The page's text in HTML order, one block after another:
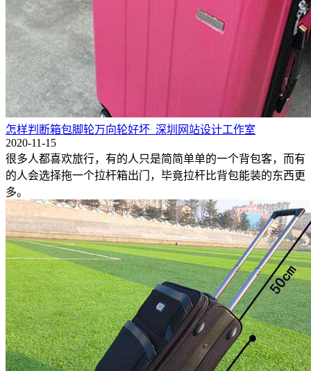
怎样判断箱包脚轮万向轮好坏_深圳网站设计工作室
2020-11-15
很多人都喜欢旅行，有的人只是简简单单的一个背包客，而有
的人会选择拖一个拉杆箱出门，毕竟拉杆比背包能装的东西更
多。